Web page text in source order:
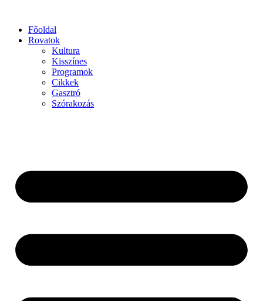
Főoldal
Rovatok
Kultura
Kisszínes
Programok
Cikkek
Gasztró
Szórakozás